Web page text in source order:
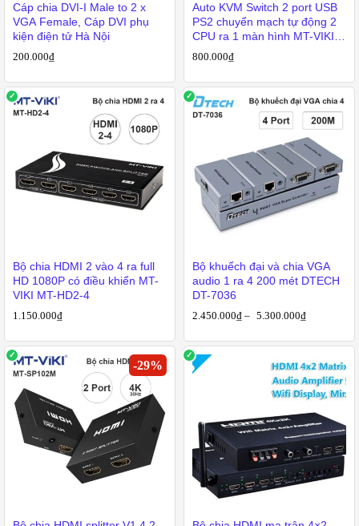
Cáp chia DVI-I Male to 2 x
VGA Female, Cáp DVI phụ
kiện điện tử Hà Nội
200.000₫
Auto KVM Switch 2 port USB
PS2 chuyển mạch tự động 2
CPU ra 1 màn hình MT-VIKI
MT-271UK-L
800.000₫
Bộ chia HDMI 2 vào 4 ra full
HD 1080P có điều khiển MT-
VIKI MT-HD2-4
1.150.000₫
Bộ khuếch đại và chia VGA
audio 1 ra 4 200 mét DTECH
DT-7036
2.450.000₫ – 5.300.000₫
-29%